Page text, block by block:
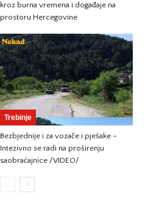
kroz burna vremena i događaje na
prostoru Hercegovine
Trebinje
Bezbjednije i za vozače i pješake –
Intezivno se radi na proširenju
saobraćajnice /VIDEO/